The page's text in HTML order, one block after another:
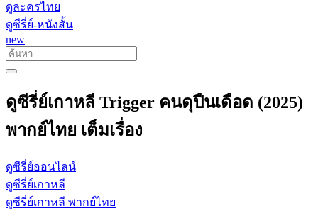
ดูละครไทย
ดูซีรี่ย์-หนังสั้น
new
ดูซีรี่ย์เกาหลี Trigger คนดุปืนเดือด (2025)
พากย์ไทย เต็มเรื่อง
ดูซีรี่ย์ออนไลน์
ดูซีรี่ย์เกาหลี
ดูซีรี่ย์เกาหลี พากย์ไทย